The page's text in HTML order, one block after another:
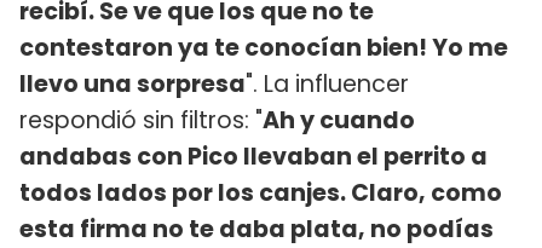
recibí. Se ve que los que no te
contestaron ya te conocían bien! Yo me
llevo una sorpresa". La influencer
respondió sin filtros: "Ah y cuando
andabas con Pico llevaban el perrito a
todos lados por los canjes. Claro, como
esta firma no te daba plata, no podías